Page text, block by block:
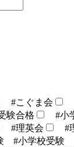
#こぐま会
験合格 #小
#理英会
#
#小学校受